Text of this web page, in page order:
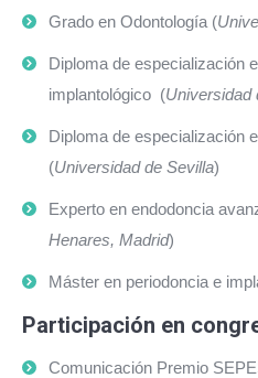
Grado en Odontología (
Diploma de especialización
implantológico (Universidad
Diploma de especialización
(Universidad de Sevilla)
Experto en endodoncia
Henares, Madrid)
Máster en periodoncia e
Participación en
Comunicación Premio